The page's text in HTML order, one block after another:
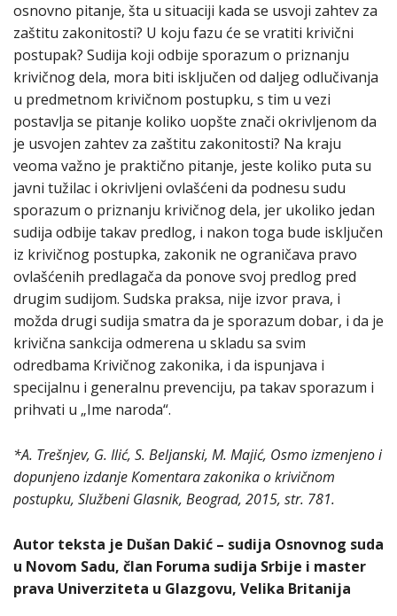
osnovno pitanje, šta u situaciji kada se usvoji zahtev za
zaštitu zakonitosti? U koju fazu će se vratiti krivični
postupak? Sudija koji odbije sporazum o priznanju
krivičnog dela, mora biti isključen od daljeg odlučivanja
u predmetnom krivičnom postupku, s tim u vezi
postavlja se pitanje koliko uopšte znači okrivljenom da
je usvojen zahtev za zaštitu zakonitosti? Na kraju
veoma važno je praktično pitanje, jeste koliko puta su
javni tužilac i okrivljeni ovlašćeni da podnesu sudu
sporazum o priznanju krivičnog dela, jer ukoliko jedan
sudija odbije takav predlog, i nakon toga bude isključen
iz krivičnog postupka, zakonik ne ograničava pravo
ovlašćenih predlagača da ponove svoj predlog pred
drugim sudijom. Sudska praksa, nije izvor prava, i
možda drugi sudija smatra da je sporazum dobar, i da je
krivična sankcija odmerena u skladu sa svim
odredbama Кrivičnog zakonika, i da ispunjava i
specijalnu i generalnu prevenciju, pa takav sporazum i
prihvati u „Ime naroda“.
*A. Trešnjev, G. Ilić, S. Beljanski, M. Majić, Osmo izmenjeno i
dopunjeno izdanje Кomentara zakonika o krivičnom
postupku, Službeni Glasnik, Beograd, 2015, str. 781.
Autor teksta je Dušan Dakić – sudija Osnovnog suda
u Novom Sadu, član Foruma sudija Srbije i master
prava Univerziteta u Glazgovu, Velika Britanija